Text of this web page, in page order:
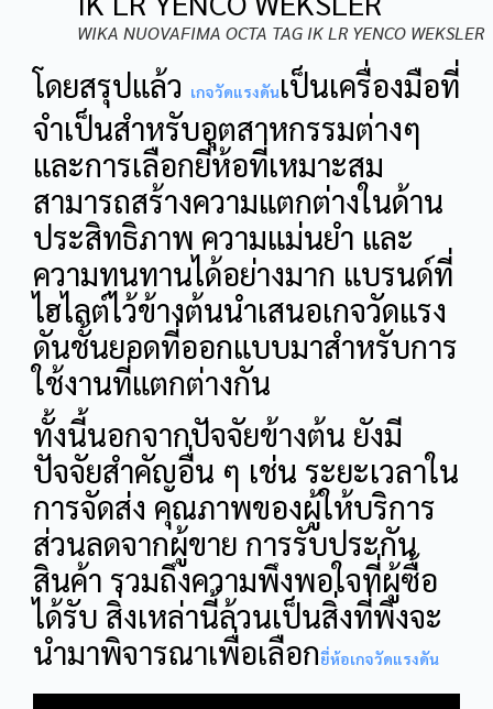
WIKA NUOVAFIMA OCTA TAG IK LR YENCO WEKSLER
โดยสรุปแล้ว เกจวัดแรงดันเป็นเครื่องมือที่
จำเป็นสำหรับอุตสาหกรรมต่างๆ
และการเลือกยี่ห้อที่เหมาะสม
สามารถสร้างความแตกต่างในด้าน
ประสิทธิภาพ ความแม่นยำ และ
ความทนทานได้อย่างมาก แบรนด์ที่
ไฮไลต์ไว้ข้างต้นนำเสนอเกจวัดแรง
ดันชั้นยอดที่ออกแบบมาสำหรับการ
ใช้งานที่แตกต่างกัน
ทั้งนี้นอกจากปัจจัยข้างต้น ยังมี
ปัจจัยสำคัญอื่น ๆ เช่น ระยะเวลาใน
การจัดส่ง คุณภาพของผู้ให้บริการ
ส่วนลดจากผู้ขาย การรับประกัน
สินค้า รวมถึงความพึงพอใจที่ผู้ซื้อ
ได้รับ สิ่งเหล่านี้ล้วนเป็นสิ่งที่พึงจะ
นำมาพิจารณาเพื่อเลือกยี่ห้อเกจวัดแรงดัน